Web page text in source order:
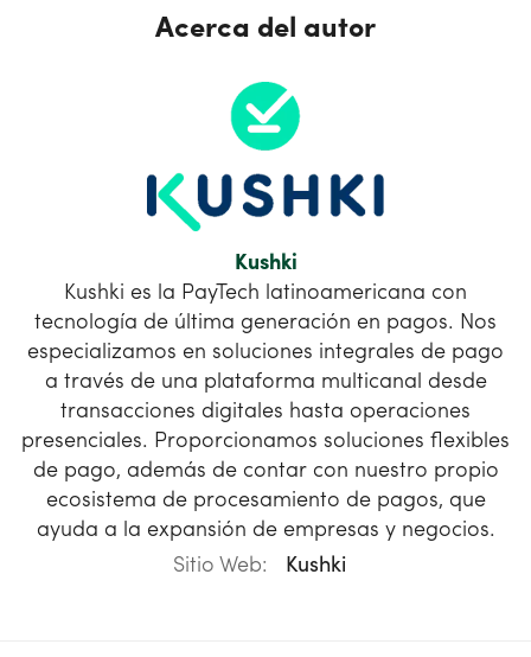
Acerca del autor
Kushki
Kushki es la PayTech latinoamericana con
tecnología de última generación en pagos. Nos
especializamos en soluciones integrales de pago
a través de una plataforma multicanal desde
transacciones digitales hasta operaciones
presenciales. Proporcionamos soluciones flexibles
de pago, además de contar con nuestro propio
ecosistema de procesamiento de pagos, que
ayuda a la expansión de empresas y negocios.
Sitio Web:
Kushki